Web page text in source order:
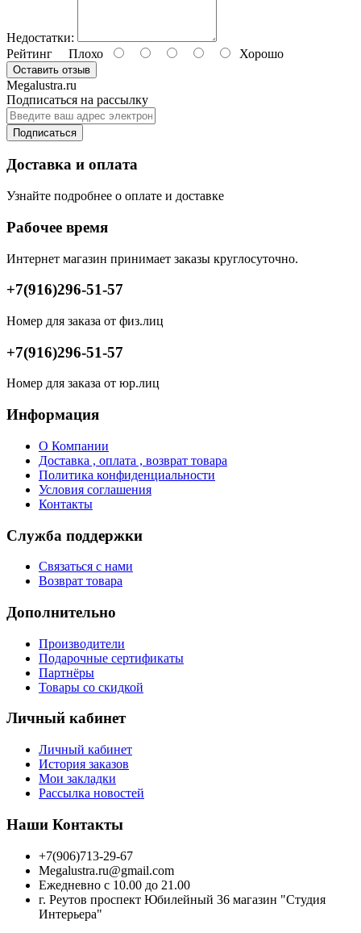
Недостатки:
Рейтинг Плохо Хорошо
Оставить отзыв
Megalustra.ru
Подписаться на рассылку
Подписаться
Доставка и оплата
Узнайте подробнее о оплате и доставке
Рабочее время
Интернет магазин принимает заказы круглосуточно.
+7(916)296-51-57
Номер для заказа от физ.лиц
+7(916)296-51-57
Номер для заказа от юр.лиц
Информация
О Компании
Доставка , оплата , возврат товара
Политика конфиденциальности
Условия соглашения
Контакты
Служба поддержки
Связаться с нами
Возврат товара
Дополнительно
Производители
Подарочные сертификаты
Партнёры
Товары со скидкой
Личный кабинет
Личный кабинет
История заказов
Мои закладки
Рассылка новостей
Наши Контакты
+7(906)713-29-67
Megalustra.ru@gmail.com
Ежедневно с 10.00 до 21.00
г. Реутов проспект Юбилейный 36 магазин "Студия
Интерьера"